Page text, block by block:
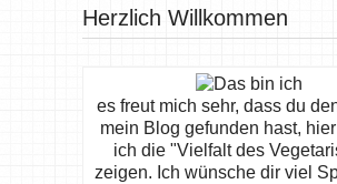
Herzlich Willkommen
es freut mich sehr, dass du
mein Blog gefunden hast,
ich die "Vielfalt des
zeigen. Ich wünsche dir viel